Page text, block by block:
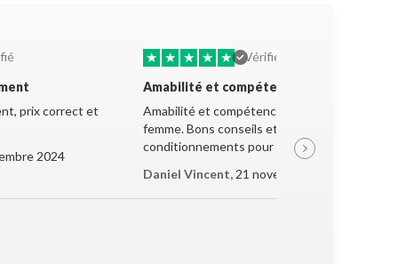
prix correct et
2024
★ ★ ★ ★ ★
Vérifié
Amabilité et compétence
Amabilité et compétence de la jeune
femme. Bons conseils et très bon
conditionnements pour le transport.
Daniel Vincent, 21 novembre 2024